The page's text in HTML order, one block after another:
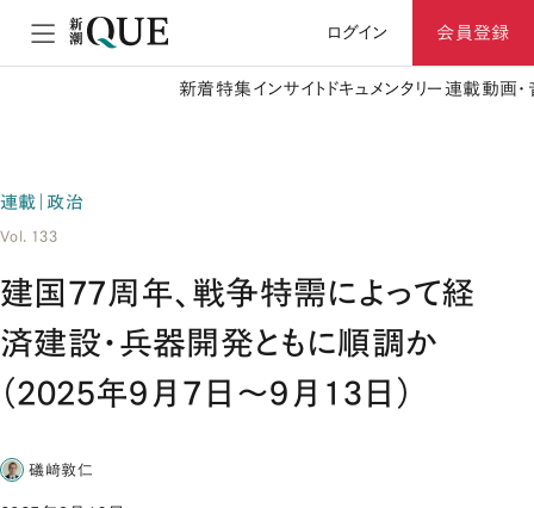
ログイン 会員登録
新着特集 インサイト ドキュメンタリー 連載動画
連載｜政治
Vol. 133
建国77周年、戦争特需によって経
済建設・兵器開発ともに順調か
（2025年9月7日～9月13日）
礒﨑敦仁